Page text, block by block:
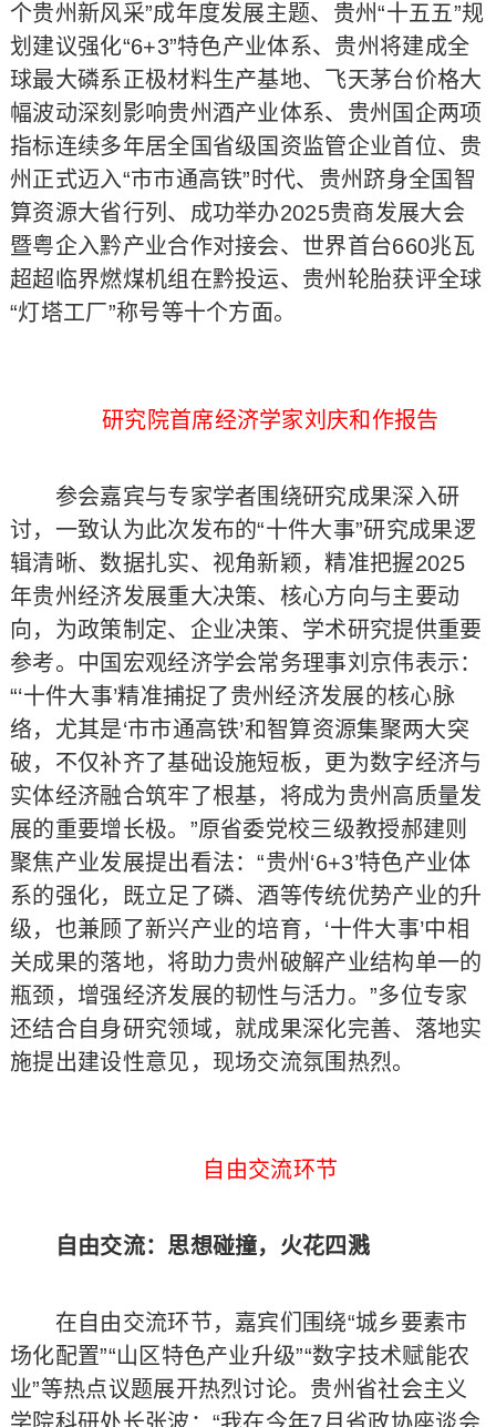
个贵州新风采”成年度发展主题、贵州“十五五”规
划建议强化“6+3”特色产业体系、贵州将建成全
球最大磷系正极材料生产基地、飞天茅台价格大
幅波动深刻影响贵州酒产业体系、贵州国企两项
指标连续多年居全国省级国资监管企业首位、贵
州正式迈入“市市通高铁”时代、贵州跻身全国智
算资源大省行列、成功举办2025贵商发展大会
暨粤企入黔产业合作对接会、世界首台660兆瓦
超超临界燃煤机组在黔投运、贵州轮胎获评全球
“灯塔工厂”称号等十个方面。
研究院首席经济学家刘庆和作报告
参会嘉宾与专家学者围绕研究成果深入研
讨，一致认为此次发布的“十件大事”研究成果逻
辑清晰、数据扎实、视角新颖，精准把握2025
年贵州经济发展重大决策、核心方向与主要动
向，为政策制定、企业决策、学术研究提供重要
参考。中国宏观经济学会常务理事刘京伟表示：
“‘十件大事’精准捕捉了贵州经济发展的核心脉
络，尤其是‘市市通高铁’和智算资源集聚两大突
破，不仅补齐了基础设施短板，更为数字经济与
实体经济融合筑牢了根基，将成为贵州高质量发
展的重要增长极。”原省委党校三级教授郝建则
聚焦产业发展提出看法：“贵州‘6+3’特色产业体
系的强化，既立足了磷、酒等传统优势产业的升
级，也兼顾了新兴产业的培育，‘十件大事’中相
关成果的落地，将助力贵州破解产业结构单一的
瓶颈，增强经济发展的韧性与活力。”多位专家
还结合自身研究领域，就成果深化完善、落地实
施提出建设性意见，现场交流氛围热烈。
自由交流环节
自由交流：思想碰撞，火花四溅
在自由交流环节，嘉宾们围绕“城乡要素市
场化配置”“山区特色产业升级”“数字技术赋能农
业”等热点议题展开热烈讨论。贵州省社会主义